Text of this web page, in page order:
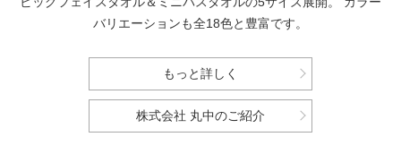
バリエーションも全18色と豊富です。
もっと詳しく
株式会社 丸中のご紹介